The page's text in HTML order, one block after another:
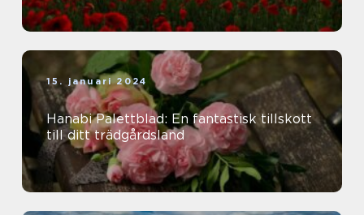
15. januari 2024
Hanabi Palettblad: En fantastisk tillskott
till ditt trädgårdsland